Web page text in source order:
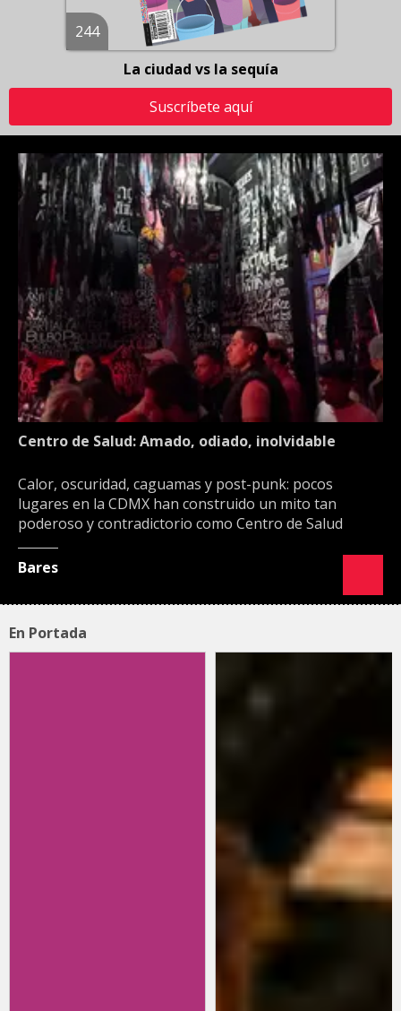
244
La ciudad vs la sequía
Suscríbete aquí
Centro de Salud: Amado, odiado, inolvidable
Calor, oscuridad, caguamas y post-punk: pocos
lugares en la CDMX han construido un mito tan
poderoso y contradictorio como Centro de Salud
Bares
En Portada